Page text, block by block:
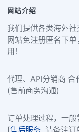
网站介绍
我们提供各类海外社
网站免注册匿名下
用！
代理、API分销商
(售前商务沟通)
订单处理过程，一般
[售后服务, 请备注订